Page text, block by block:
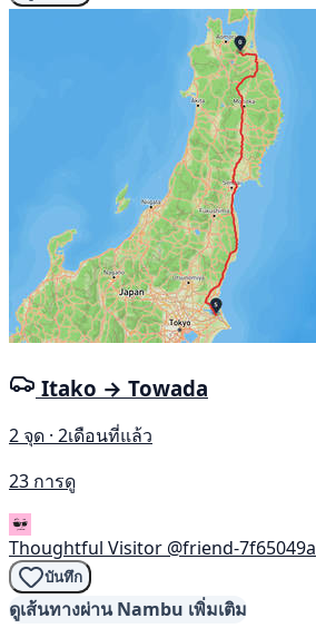
Itako → Towada
2 จุด · 2เดือนที่แล้ว
23 การดู
Thoughtful Visitor @friend-7f65049a
บันทึก
ดูเส้นทางผ่าน Nambu เพิ่มเติม